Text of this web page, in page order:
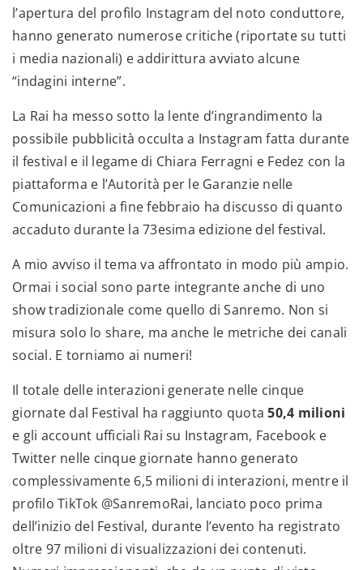
l’apertura del profilo Instagram del noto conduttore,
hanno generato numerose critiche (riportate su tutti
i media nazionali) e addirittura avviato alcune
“indagini interne”.
La Rai ha messo sotto la lente d’ingrandimento la
possibile pubblicità occulta a Instagram fatta durante
il festival e il legame di Chiara Ferragni e Fedez con la
piattaforma e l’Autorità per le Garanzie nelle
Comunicazioni a fine febbraio ha discusso di quanto
accaduto durante la 73esima edizione del festival.
A mio avviso il tema va affrontato in modo più ampio.
Ormai i social sono parte integrante anche di uno
show tradizionale come quello di Sanremo. Non si
misura solo lo share, ma anche le metriche dei canali
social. E torniamo ai numeri!
Il totale delle interazioni generate nelle cinque
giornate dal Festival ha raggiunto quota50,4 milioni
e gli account ufficiali Rai su Instagram, Facebook e
Twitter nelle cinque giornate hanno generato
complessivamente 6,5 milioni di interazioni, mentre il
profilo TikTok @SanremoRai, lanciato poco prima
dell’inizio del Festival, durante l’evento ha registrato
oltre 97 milioni di visualizzazioni dei contenuti.